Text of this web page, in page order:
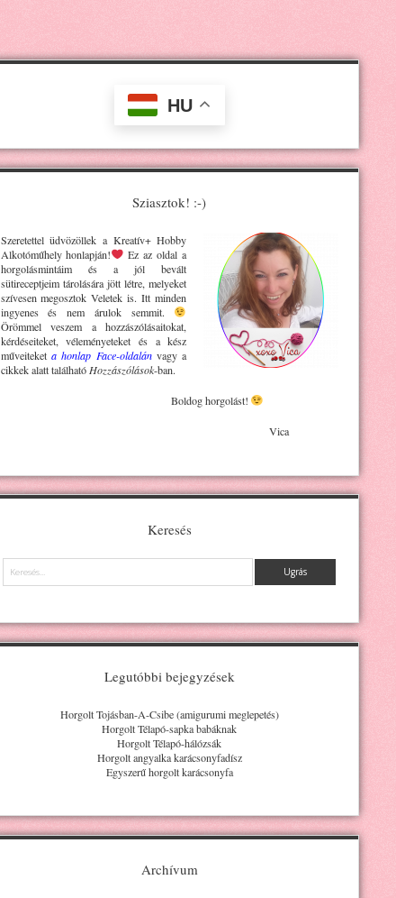
HU
Sziasztok! :-)
Szeretettel üdvözöllek a Kreatív+ Hobby
Alkotóműhelyhonlapján!
Ez az oldal a
horgolásmintáim és a jól bevált
sütireceptjeim tárolására jött létre, melyeket
szívesen megosztok Veletek is. Itt minden
ingyenes és nem árulok semmit.
Örömmel veszem a hozzászólásaitokat,
kérdéseiteket, véleményeteket és a kész
műveiteket a honlap Face-oldalánvagy a
cikkek alatt található Hozzászólások-ban.
Boldog horgolást!
Vica
Keresés
Keresés
Legutóbbi bejegyzések
Horgolt Tojásban-A-Csibe (amigurumi meglepetés)
Horgolt Télapó-sapka babáknak
Horgolt Télapó-hálózsák
Horgolt angyalka karácsonyfadísz
Egyszerű horgolt karácsonyfa
Archívum